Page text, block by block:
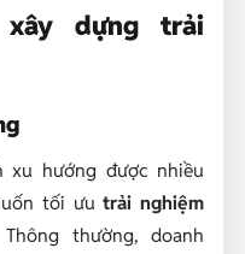
dựng trải
xu hướng được nhiều
tối ưutrải nghiệm
thường, doanh